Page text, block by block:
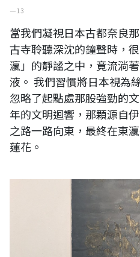
一 13
當我們凝視日本古都奈良
古寺聆聽深沈的鐘聲時，
瀛」的靜謐之中，竟流淌
液。 我們習慣將日本視為
忽略了起點處那股強勁的
年的文明迴響，那顆源自
之路一路向東，最終在東
蓮花。
王穆提 空 97x180cm 墨、壓克力、宣